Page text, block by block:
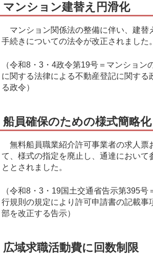
マンション建替え円滑化
マンション関係法の整備に伴い、建替
手続きについての法令が改正されました。
（令和8・3・4政令第19号＝マンション
に関する法律による不動産登記に関する
る政令）
船員確保のための様式簡略化
無料船員職業紹介許可事業者の求人票
て、様式の指定を廃止し、通達において
ととされました。
（令和8・3・19国土交通省告示第395号
行規則の規定により許可申請書の記載事
部を改正する告示）
広域求職活動費に回数制限